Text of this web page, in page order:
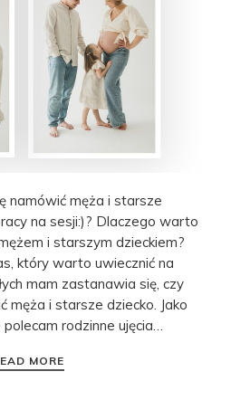
namówić męża i starsze
na sesji:)? Dlaczego warto
i starszym dzieckiem?
który warto uwiecznić na
mam zastanawia się, czy
męża i starsze dziecko. Jako
rodzinne ujęcia…
MORE